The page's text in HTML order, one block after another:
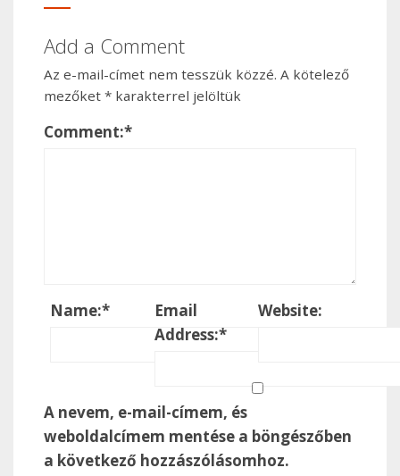
Add a Comment
Az e-mail-címet nem tesszük közzé. A kötelező
mezőket * karakterrel jelöltük
Comment:*
Name:*
Email
Address:*
Website:
A nevem, e-mail-címem, és
weboldalcímem mentése a böngészőben
a következő hozzászólásomhoz.